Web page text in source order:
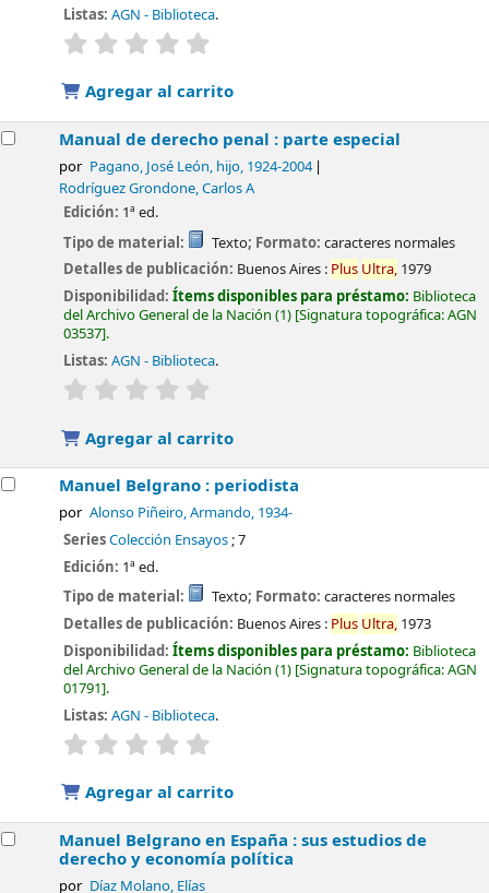
Listas: AGN - Biblioteca.
valoración
Agregar al carrito
Manual de derecho penal : parte especial
por Pagano, José León, hijo, 1924-2004
Rodríguez Grondone, Carlos A
Edición: 1ª ed.
Tipo de material:
Texto; Formato: caracteres normales
Detalles de publicación: Buenos Aires : Plus Ultra, 1979
Disponibilidad:Ítems disponibles para préstamo: Biblioteca
del Archivo General de la Nación (1) Signatura topográfica:AGN
03537 .
Listas: AGN - Biblioteca.
valoración
Agregar al carrito
Manuel Belgrano : periodista
por Alonso Piñeiro, Armando, 1934-
SeriesColección Ensayos; 7
Edición: 1ª ed.
Tipo de material:
Texto; Formato: caracteres normales
Detalles de publicación: Buenos Aires : Plus Ultra, 1973
Disponibilidad:Ítems disponibles para préstamo: Biblioteca
del Archivo General de la Nación (1) Signatura topográfica:AGN
01791 .
Listas: AGN - Biblioteca.
valoración
Agregar al carrito
Manuel Belgrano en España : sus estudios de
derecho y economía política
por Díaz Molano, Elías